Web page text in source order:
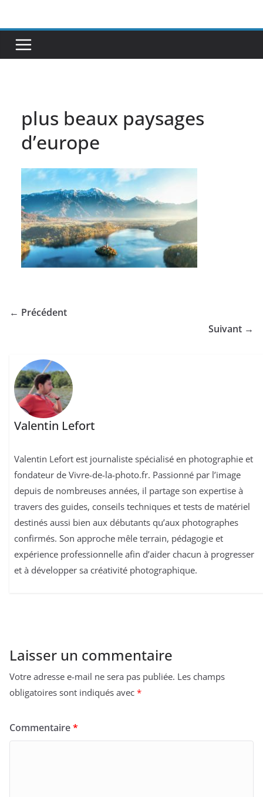
contenu
plus beaux paysages
d’europe
← Précédent
Suivant →
Valentin Lefort
Valentin Lefort est journaliste spécialisé en photographie et
fondateur de Vivre-de-la-photo.fr. Passionné par l’image
depuis de nombreuses années, il partage son expertise à
travers des guides, conseils techniques et tests de matériel
destinés aussi bien aux débutants qu’aux photographes
confirmés. Son approche mêle terrain, pédagogie et
expérience professionnelle afin d’aider chacun à progresser
et à développer sa créativité photographique.
Laisser un commentaire
Votre adresse e-mail ne sera pas publiée. Les champs
obligatoires sont indiqués avec *
Commentaire*